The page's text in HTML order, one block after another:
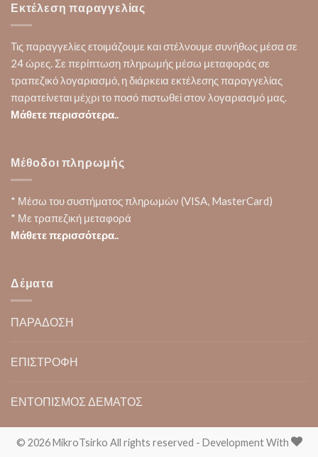
Εκτέλεση παραγγελίας
Τις παραγγελίες ετοιμάζουμε και στέλνουμε συνήθως μέσα σε
24 ώρες. Σε περίπτωση πληρωμής μέσω μεταφοράς σε
τραπεζικό λογαριασμό, η διάρκεια εκτέλεσης παραγγελίας
παρατείνεται μέχρι το ποσό πιστωθεί στον λογαριασμό μας.
Μάθετε περισσότερα..
Μέθοδοι πληρωμής
* Μέσω του συστήματος πληρωμών (VISA, MasterCard)
* Με τραπεζική μεταφορά
Μάθετε περισσότερα..
Δέματα
ΠΑΡΑΔΟΣΗ
ΕΠΙΣΤΡΟΦΗ
ΕΝΤΟΠΙΣΜΟΣ ΔΕΜΑΤΟΣ
© 2026 MikroTsirko All rights reserved - Development With